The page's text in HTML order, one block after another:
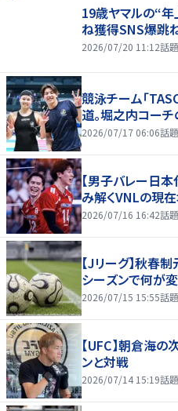
19歳ヤマルの“
ね獲得SNS爆跳
2026/07/20 11:12話
競泳チーム「
道。堀之内コー
2026/07/17 06:06話
【男子バレー日
み解くVNLの現
2026/07/16 16:42話
【Jリーグ】秋春
シーズンで何が
2026/07/15 15:55話
【UFC】朝倉海
ンと対戦
2026/07/14 15:19話